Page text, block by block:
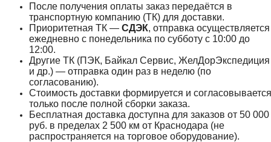
После получения оплаты заказ передаётся в
транспортную компанию (ТК) для доставки.
Приоритетная ТК — СДЭК, отправка осуществляется
ежедневно с понедельника по субботу с 10:00 до
12:00.
Другие ТК (ПЭК, Байкал Сервис, ЖелДорЭкспедиция
и др.) — отправка один раз в неделю (по
согласованию).
Стоимость доставки формируется и согласовывается
только после полной сборки заказа.
Бесплатная доставка доступна для заказов от 50 000
руб. в пределах 2 500 км от Краснодара (не
распространяется на торговое оборудование).